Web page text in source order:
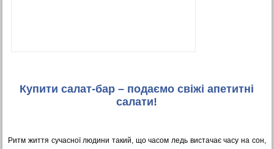
Купити салат-бар – подаємо свіжі апетитні
салати!
Ритм життя сучасної людини такий, що часом ледь вистачає часу на сон,